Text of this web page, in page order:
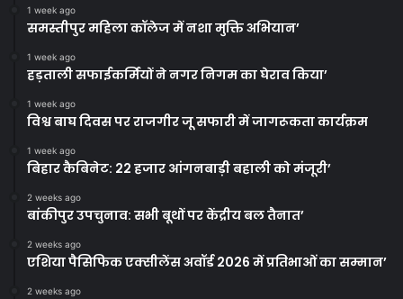
1 week ago
समस्तीपुर महिला कॉलेज में नशा मुक्ति अभियान’
1 week ago
हड़ताली सफाईकर्मियों ने नगर निगम का घेराव किया’
1 week ago
विश्व बाघ दिवस पर राजगीर जू सफारी में जागरूकता कार्यक्रम
1 week ago
बिहार कैबिनेट: 22 हजार आंगनबाड़ी बहाली को मंजूरी’
2 weeks ago
बांकीपुर उपचुनाव: सभी बूथों पर केंद्रीय बल तैनात’
2 weeks ago
एशिया पैसिफिक एक्सीलेंस अवॉर्ड 2026 में प्रतिभाओं का सम्मान’
2 weeks ago